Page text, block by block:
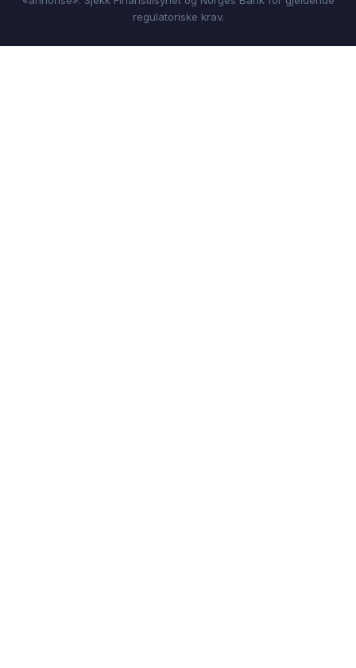
regulatoriske krav.